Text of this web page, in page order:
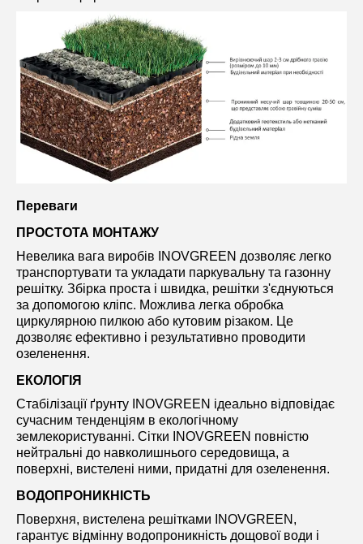
Переваги
ПРОСТОТА МОНТАЖУ
Невелика вага виробів INOVGREEN дозволяє легко
транспортувати та укладати паркувальну та газонну
решітку. Збірка проста і швидка, решітки з'єднуються
за допомогою кліпс. Можлива легка обробка
циркулярною пилкою або кутовим різаком. Це
дозволяє ефективно і результативно проводити
озеленення.
ЕКОЛОГІЯ
Стабілізації ґрунту INOVGREEN ідеально відповідає
сучасним тенденціям в екологічному
землекористуванні. Сітки INOVGREEN повністю
нейтральні до навколишнього середовища, а
поверхні, вистелені ними, придатні для озеленення.
ВОДОПРОНИКНІСТЬ
Поверхня, вистелена решітками INOVGREEN,
гарантує відмінну водопроникність дощової води і